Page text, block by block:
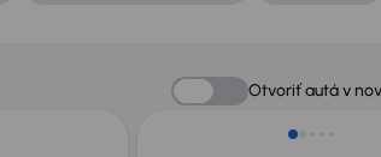
Otvoriť autá v
Možnosť odpočtu DPH